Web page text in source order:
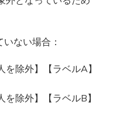
ない場合：
を除外】【ラベルA】
を除外】【ラベルB】